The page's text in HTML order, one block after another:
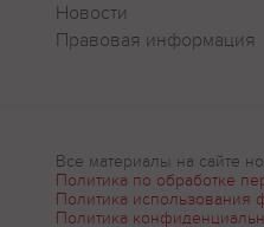
Новости
Правовая информация
Все материалы на сайте
Политика по обработке
Политика использования
Политика